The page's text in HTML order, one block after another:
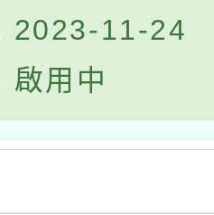
2023-11-24
啟用中